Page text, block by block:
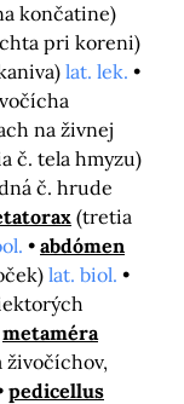
končatine)
pri koreni)
lat. lek.
na živnej
č. tela hmyzu)
č. hrude
(tretia
abdómen
lat. biol.
metaméra
živočíchov,
pedicellus